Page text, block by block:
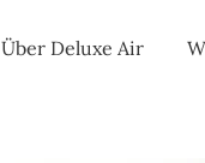
Über Deluxe Air